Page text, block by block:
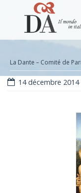
La Dante – Comité de
14 décembre 2014